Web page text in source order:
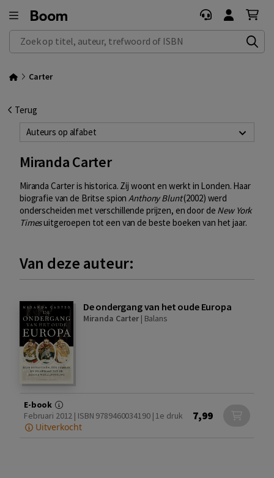
Zoek op titel, auteur, trefwoord of ISBN
Carter
Terug
Auteurs op alfabet
Miranda Carter
Miranda Carter is historica. Zij woont en werkt in Londen. Haar
biografie van de Britse spionAnthony Blunt(2002) werd
onderscheiden met verschillende prijzen, en door de New York
Timesuitgeroepen tot een van de beste boeken van het jaar.
Van deze auteur:
De ondergang van het oude Europa
Miranda Carter| Balans
E-book
Februari 2012 | ISBN 9789460034190 | 1e druk
Uitverkocht
7,99